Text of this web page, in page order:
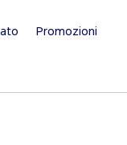
Promozioni